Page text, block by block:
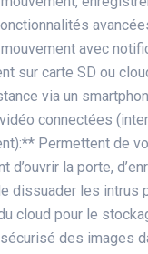
avec
sur carte SD ou
via un
connectées
Permettent de
d’ouvrir la porte,
dissuader les intrus
cloud pour le
des images